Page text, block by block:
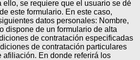
ello, se requiere que el usuario se dé
este formulario. En este caso,
datos personales: Nombre,
dispone de un formulario de alta
de contratación especificadas
de contratación particulares
afiliación. En donde referirá los